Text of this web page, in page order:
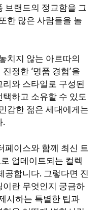
브랜드의 정교함을 그
한 많은 사람들을 놀
치지 않는 아르따의
정한 ‘명품 경험’을
와 스타일로 구성된
하고 소유할 수 있도
감한 젊은 세대에게는
.
페이스와 함께 최신 트
업데이트되는 컬렉
공합니다. 그렇다면 진
란 무엇인지 궁금하
시하는 특별한 팁과